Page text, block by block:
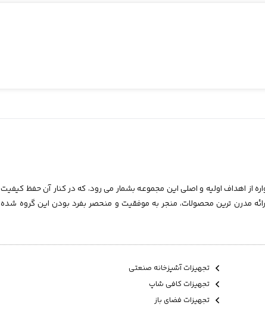
اهداف اولیه و اصلی این مجموعـه بشمار می رود، که در کنار آن حفظ کیفیت
مدرن ترین محصولات، منجر به موفقیت و منحصر بفرد بودن این گروه شده
تجهیزات آشپزخانه صنعتی
تجهیزات کافی شاپ
تجهیزات فضای باز